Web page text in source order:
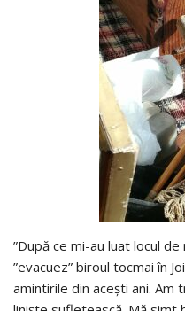
”După ce mi-au luat locul
”evacuez” biroul tocmai în
amintirile din acești ani.